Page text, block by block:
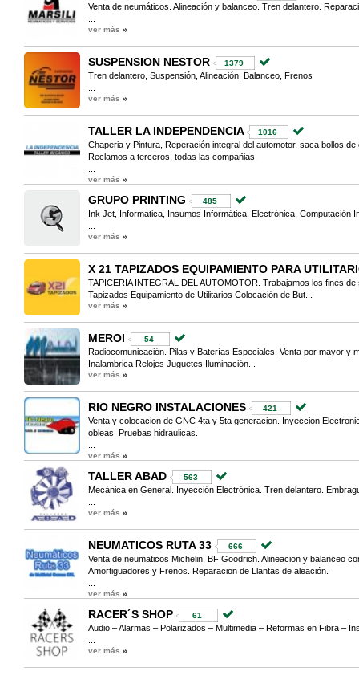
Venta de neumáticos. Alineación y balanceo. Tren delantero.
ver más
SUSPENSION NESTOR 1379
Tren delantero, Suspensión, Alineación, Balanceo, Frenos
ver más
TALLER LA INDEPENDENCIA 1016
Chaperia y Pintura, Reperación integral del automotor, saca bollos
Reclamos a terceros, todas las compañias.
ver más
GRUPO PRINTING 485
Ink Jet, Informatica, Insumos Informática, Electrónica, Computación
ver más
X 21 TAPIZADOS EQUIPAMIENTO PARA
TAPICERIA INTEGRAL DEL AUTOMOTOR. Trabajamos los fines
Tapizados Equipamiento de Utilitarios Colocación de But...
ver más
MEROI 54
Radiocomunicación. Pilas y Baterías Especiales, Venta por mayor y
Inalambrica Relojes Juguetes Iluminación...
ver más
RIO NEGRO INSTALACIONES 421
Venta y colocacion de GNC 4ta y 5ta generacion. Inyeccion
obleas. Pruebas hidraulicas.
ver más
TALLER ABAD 563
Mecánica en General. Inyección Electrónica. Tren delantero.
ver más
NEUMATICOS RUTA 33 666
Venta de neumaticos Michelin, BF Goodrich. Alineacion y balanceo
Amortiguadores y Frenos. Reparacion de Llantas de aleación.
ver más
RACER´S SHOP 61
Audio – Alarmas – Polarizados – Multimedia – Reformas en Fibra –
ver más